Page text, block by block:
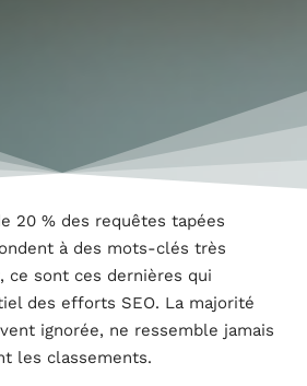
20 % des requêtes tapées
à des mots-clés très
ce sont ces dernières qui
des efforts SEO. La majorité
ignorée, ne ressemble jamais
les classements.